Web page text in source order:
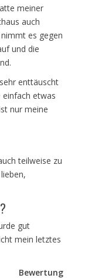
meiner
auch
es gegen
und die
enttäuscht
einfach etwas
nur meine
teilweise zu
gut
mein letztes
Bewertung